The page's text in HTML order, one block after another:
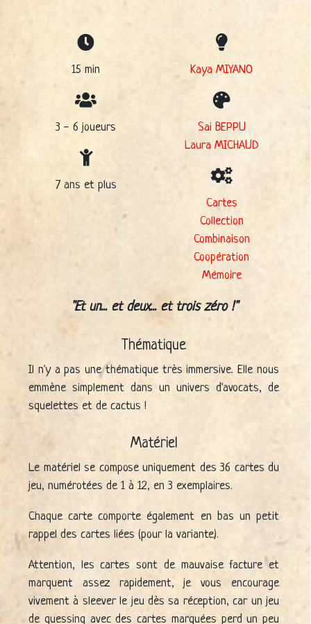
15 min
3 - 6 joueurs
7 ans et plus
Kaya MIYANO
Sai BEPPU
Laura MICHAUD
Cartes
Collection
Combinaison
Coopération
Mémoire
Et un... et deux... et trois zéro !
Thématique
Il n'y a pas une thématique très immersive. Elle nous
emmène simplement dans un univers d'avocats, de
squelettes et de cactus !
Matériel
Le matériel se compose uniquement des 36 cartes du
jeu, numérotées de 1 à 12, en 3 exemplaires.
Chaque carte comporte également en bas un petit
rappel des cartes liées (pour la variante).
Attention, les cartes sont de mauvaise facture et
marquent assez rapidement, je vous encourage
vivement à sleever le jeu dès sa réception, car un jeu
de guessing avec des cartes marquées perd un peu